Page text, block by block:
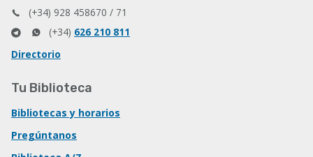
(+34) 928 458670 / 71
(+34) 626 210 811
Directorio
Tu Biblioteca
Bibliotecas y horarios
Pregúntanos